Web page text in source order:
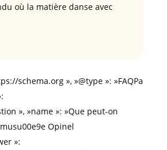
où la matière danse avec
schema.org », »@type »: »FAQPa
», »name »: »Que peut-on
Opinel
»: